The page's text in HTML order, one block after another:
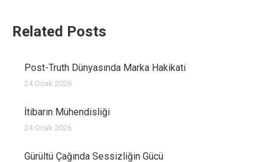
Related Posts
Post-Truth Dünyasında Marka Hakikati
24 Ocak 2026
İtibarın Mühendisliği
24 Ocak 2026
Gürültü Çağında Sessizliğin Gücü